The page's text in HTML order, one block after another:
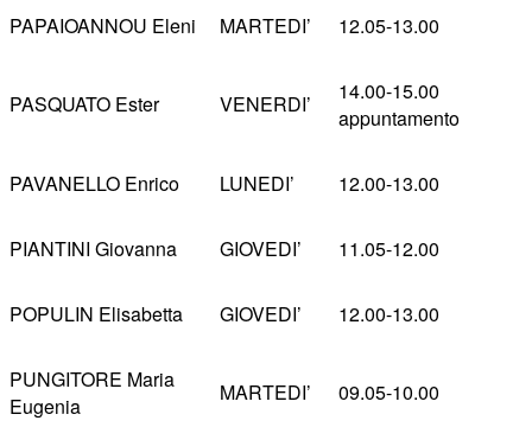
PAPAIOANNOU Eleni MARTEDI’ 12.05-13.00
PASQUATO Ester VENERDI’
14.00-15.00
appuntamento
PAVANELLO Enrico LUNEDI’ 12.00-13.00
PIANTINI Giovanna GIOVEDI’ 11.05-12.00
POPULIN Elisabetta GIOVEDI’ 12.00-13.00
PUNGITORE Maria
Eugenia
MARTEDI’ 09.05-10.00